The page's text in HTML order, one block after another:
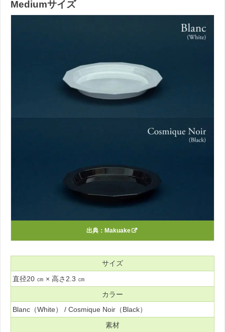
Mediumサイズ
出典： Makuake
サイズ
直径20 ㎝ × 高さ2.3 ㎝
カラー
Blanc（White） / Cosmique Noir（Black）
素材